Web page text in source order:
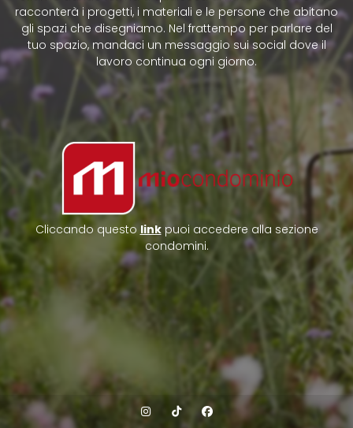
racconterà i progetti, i materiali e le persone che abitano
gli spazi che disegniamo. Nel frattempo per parlare del
tuo spazio, mandaci un messaggio sui social dove il
lavoro continua ogni giorno.
Cliccando questo linkpuoi accedere alla sezione
condomini.